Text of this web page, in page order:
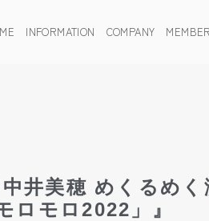
INFORMATION COMPANY
井美穂 めくるめ
ロモロ2022」』